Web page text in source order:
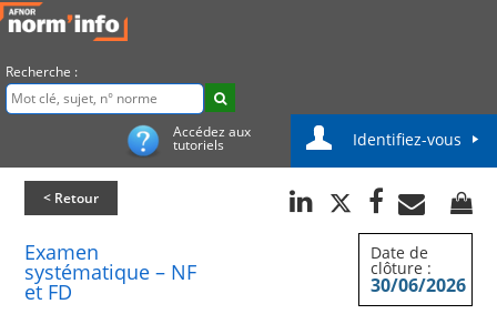
Recherche :
Accédez aux
tutoriels Identifiez-vous
< Retour
Examen
systématique – NF
et FD
Date de
clôture :
30/06/2026